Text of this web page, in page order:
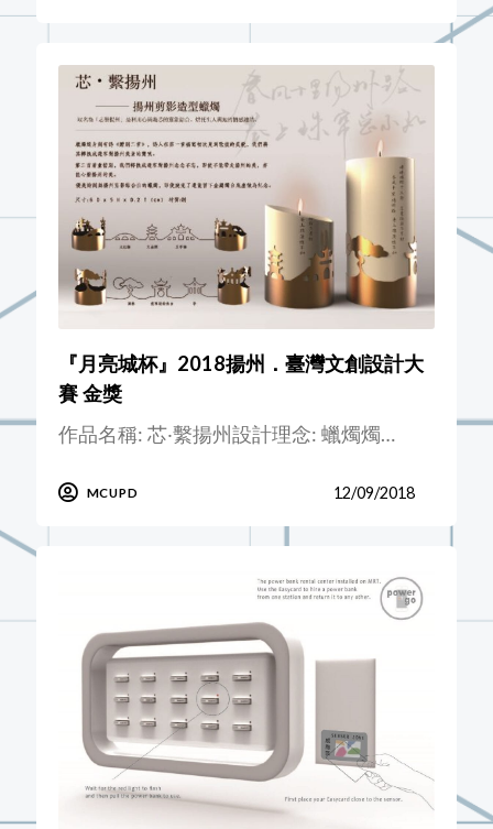
『月亮城杯』2018揚州．臺灣文創設計大
賽 金獎
作品名稱: 芯‧繫揚州設計理念: 蠟燭燭…
MCUPD 12/09/2018